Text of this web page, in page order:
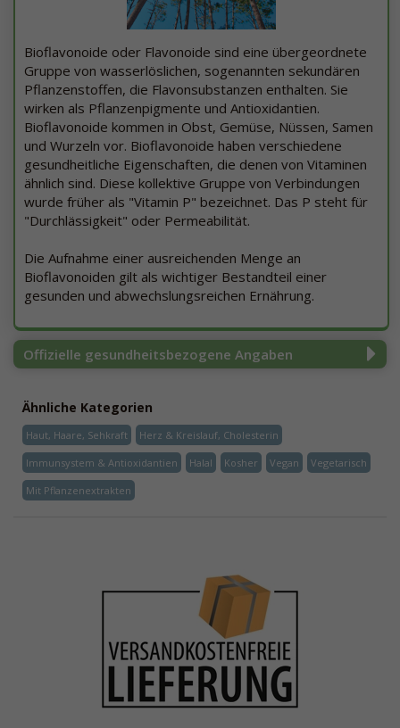
Bioflavonoide oder Flavonoide sind eine übergeordnete
Gruppe von wasserlöslichen, sogenannten sekundären
Pflanzenstoffen, die Flavonsubstanzen enthalten. Sie
wirken als Pflanzenpigmente und Antioxidantien.
Bioflavonoide kommen in Obst, Gemüse, Nüssen, Samen
und Wurzeln vor. Bioflavonoide haben verschiedene
gesundheitliche Eigenschaften, die denen von Vitaminen
ähnlich sind. Diese kollektive Gruppe von Verbindungen
wurde früher als "Vitamin P" bezeichnet. Das P steht für
"Durchlässigkeit" oder Permeabilität.
Die Aufnahme einer ausreichenden Menge an
Bioflavonoiden gilt als wichtiger Bestandteil einer
gesunden und abwechslungsreichen Ernährung.
Offizielle gesundheitsbezogene Angaben
Ähnliche Kategorien
Haut, Haare, Sehkraft Herz & Kreislauf, Cholesterin
Immunsystem & Antioxidantien Halal Kosher Vegan Vegetarisch
Mit Pflanzenextrakten